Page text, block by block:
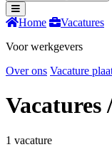
Home
Vacatures
Voor werkgevers
Over ons Vacature
Vacatures
1 vacature